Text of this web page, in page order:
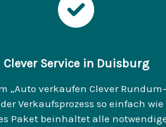
Clever Service in Duisburg
„Auto verkaufen Clever
Verkaufsprozess so einfach
Paket beinhaltet alle